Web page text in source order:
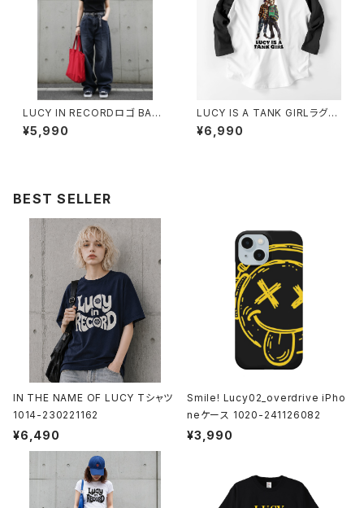
LUCY IN RECORDロゴ BABY
Tシャツ 1014-230221283
¥5,990
LUCY IS A TANK GIRLラグラ
ンTシャツ 1014-230221138
¥6,990
BEST SELLER
IN THE NAME OF LUCY Tシャツ
1014-230221162
¥6,490
Smile! Lucy02_overdrive iPho
neケース 1020-241126082
¥3,990